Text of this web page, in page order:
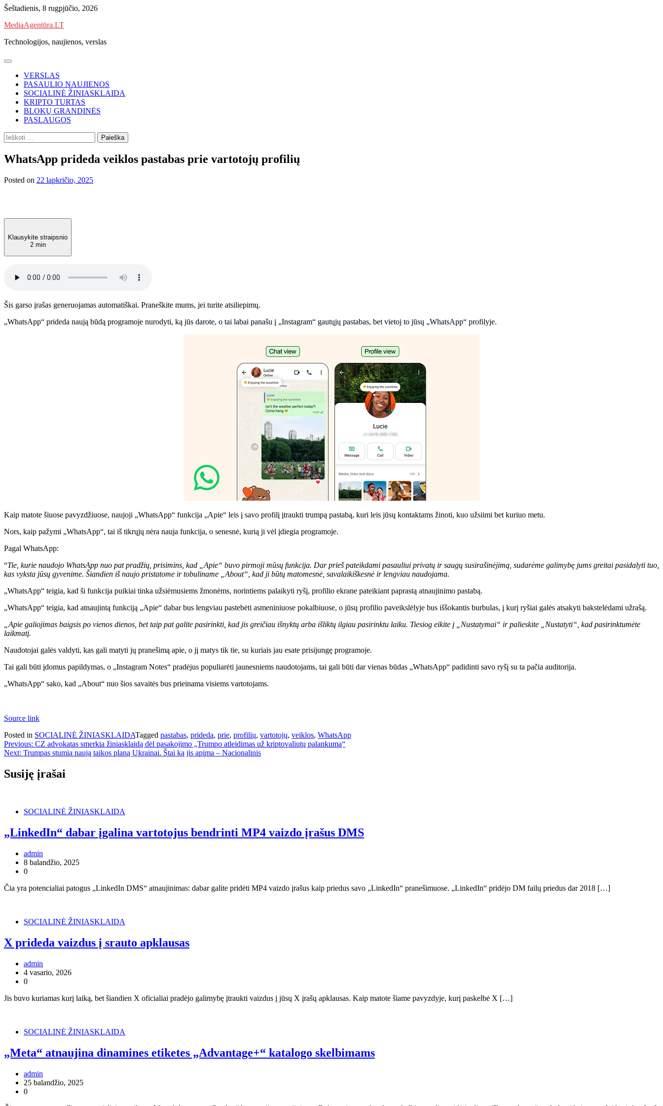
Skip
content
Šeštadienis, 8 rugpjūčio, 2026
MediaAgentūra.LT
Technologijos, naujienos, verslas
VERSLAS
PASAULIO NAUJIENOS
SOCIALINĖ ŽINIASKLAIDA
KRIPTO TURTAS
BLOKŲ GRANDINĖS
PASLAUGOS
Ieškoti:
WhatsApp prideda veiklos pastabas prie vartotojų profilių
Posted on 22 lapkričio, 2025
Klausykite straipsnio
2 min
Šis garso įrašas generuojamas automatiškai. Praneškite mums, jei turite atsiliepimų.
„WhatsApp“ prideda naują būdą programoje nurodyti, ką jūs darote, o tai labai panašu į „Instagram“ gautųjų pastabas, bet vietoj to jūsų „WhatsApp“ profilyje.
Kaip matote šiuose pavyzdžiuose, naujoji „WhatsApp“ funkcija „Apie“ leis į savo profilį įtraukti trumpą pastabą, kuri leis jūsų kontaktams žinoti, kuo užsiimi bet kuriuo metu.
Nors, kaip pažymi „WhatsApp“, tai iš tikrųjų nėra nauja funkcija, o senesnė, kurią ji vėl įdiegia programoje.
Pagal WhatsApp:
“Tie, kurie naudojo WhatsApp nuo pat pradžių, prisimins, kad „Apie“ buvo pirmoji mūsų funkcija. Dar prieš pateikdami pasauliui privatų ir saugų susirašinėjimą, sudarėme galimybę jums greitai pasidalyti tuo,
kas vyksta jūsų gyvenime. Šiandien iš naujo pristatome ir tobuliname „About“, kad ji būtų matomesnė, savalaikiškesnė ir lengviau naudojama.
„WhatsApp“ teigia, kad ši funkcija puikiai tinka užsiėmusiems žmonėms, norintiems palaikyti ryšį, profilio ekrane pateikiant paprastą atnaujinimo pastabą.
„WhatsApp“ teigia, kad atnaujintą funkciją „Apie“ dabar bus lengviau pastebėti asmeniniuose pokalbiuose, o jūsų profilio paveikslėlyje bus iššokantis burbulas, į kurį ryšiai galės atsakyti bakstelėdami užrašą.
„Apie galiojimas baigsis po vienos dienos, bet taip pat galite pasirinkti, kad jis greičiau išnyktų arba išliktų ilgiau pasirinktu laiku. Tiesiog eikite į „Nustatymai“ ir palieskite „Nustatyti“, kad pasirinktumėte
laikmatį.
Naudotojai galės valdyti, kas gali matyti jų pranešimą apie, o jį matys tik tie, su kuriais jau esate prisijungę programoje.
Tai gali būti įdomus papildymas, o „Instagram Notes“ pradėjus populiarėti jaunesniems naudotojams, tai gali būti dar vienas būdas „WhatsApp“ padidinti savo ryšį su ta pačia auditorija.
„WhatsApp“ sako, kad „About“ nuo šios savaitės bus prieinama visiems vartotojams.
Source link
Posted in SOCIALINĖ ŽINIASKLAIDATagged pastabas, prideda, prie, profilių, vartotojų, veiklos, WhatsApp
Navigacija
tarp
įrašų
Previous: CZ advokatas smerkia žiniasklaidą dėl pasakojimo „Trumpo atleidimas už kriptovaliutų palankumą“
Next: Trumpas stumia naują taikos planą Ukrainai. Štai ką jis apima – Nacionalinis
Susiję įrašai
SOCIALINĖ ŽINIASKLAIDA
„LinkedIn“ dabar įgalina vartotojus bendrinti MP4 vaizdo įrašus DMS
admin
8 balandžio, 2025
0
Čia yra potencialiai patogus „LinkedIn DMS“ atnaujinimas: dabar galite pridėti MP4 vaizdo įrašus kaip priedus savo „LinkedIn“ pranešimuose. „LinkedIn“ pridėjo DM failų priedus dar 2018 […]
SOCIALINĖ ŽINIASKLAIDA
X prideda vaizdus į srauto apklausas
admin
4 vasario, 2026
0
Jis buvo kuriamas kurį laiką, bet šiandien X oficialiai pradėjo galimybę įtraukti vaizdus į jūsų X įrašų apklausas. Kaip matote šiame pavyzdyje, kurį paskelbė X […]
SOCIALINĖ ŽINIASKLAIDA
„Meta“ atnaujina dinamines etiketes „Advantage+“ katalogo skelbimams
admin
25 balandžio, 2025
0